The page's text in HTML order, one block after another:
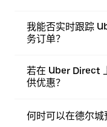
我能否实时跟踪
务订单？
若在 Uber Direct
供优惠？
何时可以在德尔城